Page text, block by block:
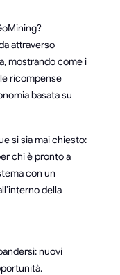
attraverso
mostrando come i
ricompense
basata su
si sia mai chiesto:
chi è pronto a
con un
della
nuovi